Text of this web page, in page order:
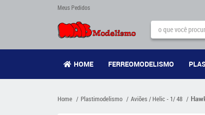
Meus Pedidos
HOME FERREOMODELISMO
Home Plastimodelismo Aviões / Helic - 1/ 48